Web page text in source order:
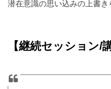
潜在意識の思い込みの上書き
【継続セッション/